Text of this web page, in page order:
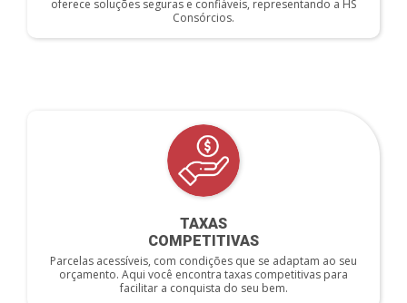
oferece soluções seguras e confiáveis, representando a HS
Consórcios.
TAXAS
COMPETITIVAS
Parcelas acessíveis, com condições que se adaptam ao seu
orçamento. Aqui você encontra taxas competitivas para
facilitar a conquista do seu bem.